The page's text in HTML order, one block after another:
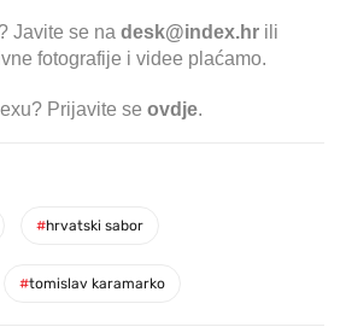
Javite se na desk@index.hr ili
fotografije i videe plaćamo.
Prijavite se ovdje.
#hrvatski sabor
#tomislav karamarko